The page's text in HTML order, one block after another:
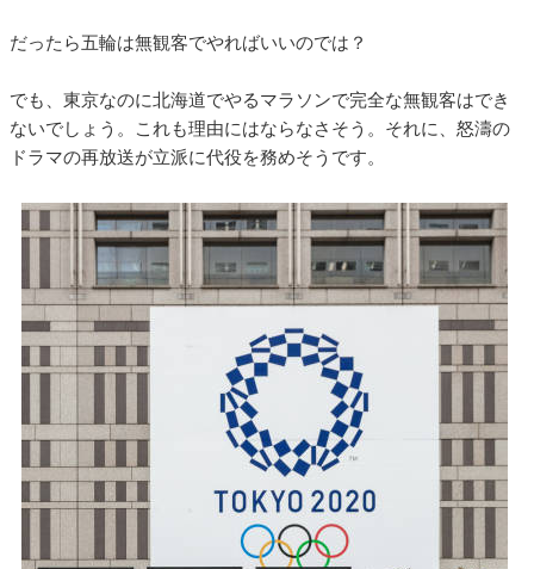
だったら五輪は無観客でやればいいのでは？
でも、東京なのに北海道でやるマラソンで完全な無観客はでき
ないでしょう。これも理由にはならなさそう。それに、怒濤の
ドラマの再放送が立派に代役を務めそうです。